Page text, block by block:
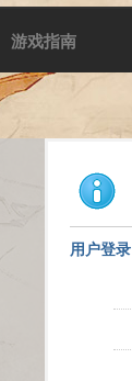
游戏指南
用户登录